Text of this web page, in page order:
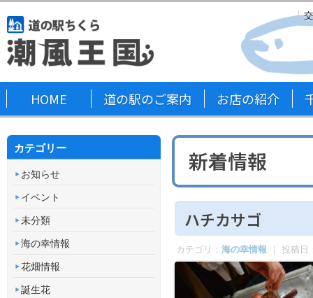
HOME 道の駅のご案内 お店の紹介
新着情報
ハチカサゴ
カテゴリ： 海の幸情報 ｜ 投稿日
カテゴリー
お知らせ
イベント
未分類
海の幸情報
花畑情報
誕生花